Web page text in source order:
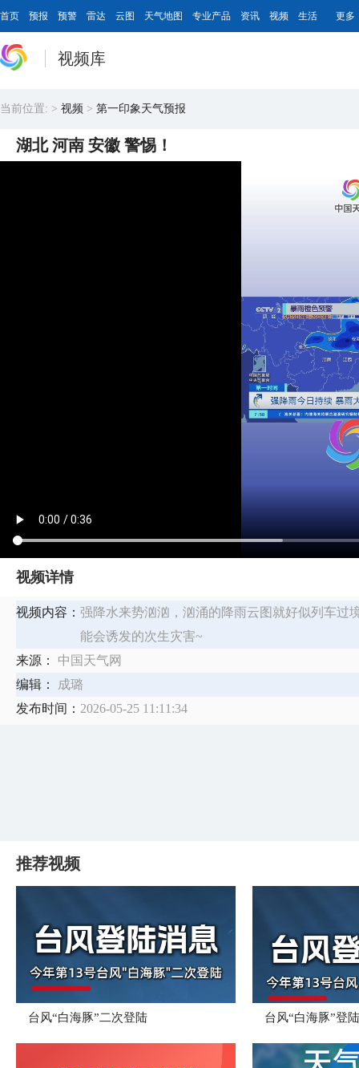
首页 预报 预警 雷达 云图 天气地图 专业产品 资讯 视频 生活 更多
视频库
当前位置: > 视频 > 第一印象天气预报
湖北 河南 安徽 警惕！
视频详情
视频内容： 强降水来势汹汹，汹涌的降雨云图就好似列车过
能会诱发的次生灾害~
来源：
中国天气网
编辑：
成璐
发布时间： 2026-05-25 11:11:34
推荐视频
台风“白海豚”二次登陆 台风“白海豚”登